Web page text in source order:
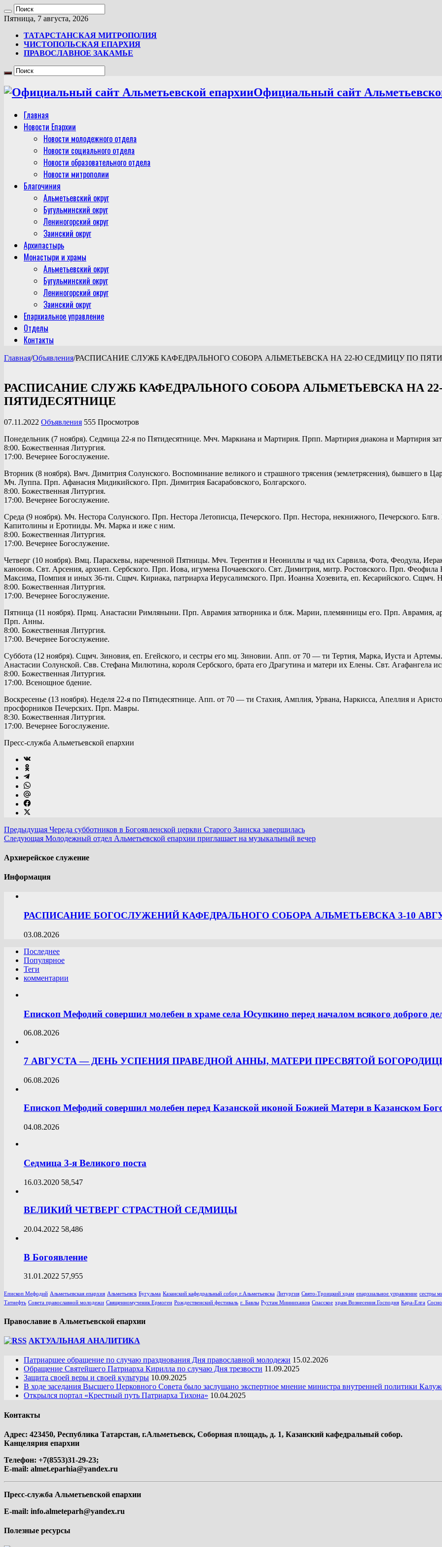
Пятница, 7 августа, 2026
ТАТАРСТАНСКАЯ МИТРОПОЛИЯ
ЧИСТОПОЛЬСКАЯ ЕПАРХИЯ
ПРАВОСЛАВНОЕ ЗАКАМЬЕ
Официальный сайт
Главная
Новости Епархии
Новости молодежного отдела
Новости социального отдела
Новости образовательного отдела
Новости митрополии
Благочиния
Альметьевский округ
Бугульминский округ
Лениногорский округ
Заинский округ
Архипастырь
Монастыри и храмы
Альметьевский округ
Бугульминский округ
Лениногорский округ
Заинский округ
Епархиальное управление
Отделы
Контакты
Главная/Объявления/РАСПИСАНИЕ СЛУЖБ КАФЕДРАЛЬНОГО СОБОРА АЛЬМЕТЬЕВСКА НА 22-Ю СЕДМИЦУ ПО
РАСПИСАНИЕ СЛУЖБ КАФЕДРАЛЬНОГО СОБОРА АЛЬМЕТЬЕВСКА НА
ПЯТИДЕСЯТНИЦЕ
07.11.2022 Объявления 555 Просмотров
Понедельник (7 ноября). Седмица 22-я по Пятидесятнице. Мчч. Маркиана и Мартирия. Прпп. Мартирия диакона и Мартирия
8:00. Божественная Литургия.
17:00. Вечернее Богослужение.
Вторник (8 ноября). Вмч. Димитрия Солунского. Воспоминание великого и страшного трясения (землетрясения), бывшего в
Мч. Луппа. Прп. Афанасия Мидикийского. Прп. Димитрия Басарабовского, Болгарского.
8:00. Божественная Литургия.
17:00. Вечернее Богослужение.
Среда (9 ноября). Мч. Нестора Солунского. Прп. Нестора Летописца, Печерского. Прп. Нестора, некнижного, Печерского.
Капитолины и Еротииды. Мч. Марка и иже с ним.
8:00. Божественная Литургия.
17:00. Вечернее Богослужение.
Четверг (10 ноября). Вмц. Параскевы, нареченной Пятницы. Мчч. Терентия и Неониллы и чад их Сарвила, Фота, Феодула,
канонов. Свт. Арсения, архиеп. Сербского. Прп. Иова, игумена Почаевского. Свт. Димитрия, митр. Ростовского. Прп.
Максима, Помпия и иных 36-ти. Сщмч. Кириака, патриарха Иерусалимского. Прп. Иоанна Хозевита, еп. Кесарийского. Сщмч.
8:00. Божественная Литургия.
17:00. Вечернее Богослужение.
Пятница (11 ноября). Прмц. Анастасии Римляныни. Прп. Аврамия затворника и блж. Марии, племянницы его. Прп. Аврамия,
Прп. Анны.
8:00. Божественная Литургия.
17:00. Вечернее Богослужение.
Суббота (12 ноября). Сщмч. Зиновия, еп. Егейского, и сестры его мц. Зиновии. Апп. от 70 — ти Тертия, Марка, Иуста и
Анастасии Солунской. Свв. Стефана Милютина, короля Сербского, брата его Драгутина и матери их Елены. Свт. Агафангела
8:00. Божественная Литургия.
17:00. Всенощное бдение.
Воскресенье (13 ноября). Неделя 22-я по Пятидесятнице. Апп. от 70 — ти Стахия, Амплия, Урвана, Наркисса, Апеллия и
просфорников Печерских. Прп. Мавры.
8:30. Божественная Литургия.
17:00. Вечернее Богослужение.
Пресс-служба Альметьевской епархии
Предыдущая Череда субботников в Богоявленской церкви Старого Заинска завершилась
Следующая Молодежный отдел Альметьевской епархии приглашает на музыкальный вечер
Архиерейское служение
Информация
РАСПИСАНИЕ БОГОСЛУЖЕНИЙ КАФЕДРАЛЬНОГО СОБОРА АЛЬМЕТЬЕВСКА 3-10
03.08.2026
Последнее
Популярное
Теги
комментарии
Епископ Мефодий совершил молебен в храме села Юсупкино перед началом всякого доброго
06.08.2026
7 АВГУСТА — ДЕНЬ УСПЕНИЯ ПРАВЕДНОЙ АННЫ, МАТЕРИ ПРЕСВЯТОЙ
06.08.2026
Епископ Мефодий совершил молебен перед Казанской иконой Божией Матери в Казанском
04.08.2026
Седмица 3-я Великого поста
16.03.2020 58,547
ВЕЛИКИЙ ЧЕТВЕРГ СТРАСТНОЙ СЕДМИЦЫ
20.04.2022 58,486
В Богоявление
31.01.2022 57,955
Епископ Мефодий Альметьевская епархия Альметьевск Бугульма Казанский кафедральный собор г.Альметьевска Литургия Свято-Троицкий храм епархиальное управление сестры
Татнефть Совета православной молодежи Священномученик Ермоген Рождественский фестиваль г. Бавлы Рустам Минниханов Спасское храм Вознесения Господня Кара-Елга
Православие в Альметьевской епархии
АКТУАЛЬНАЯ АНАЛИТИКА
Патриаршее обращение по случаю празднования Дня православной молодежи 15.02.2026
Обращение Святейшего Патриарха Кирилла по случаю Дня трезвости 11.09.2025
Защита своей веры и своей культуры 10.09.2025
В ходе заседания Высшего Церковного Совета было заслушано экспертное мнение министра внутренней политики
Открылся портал «Крестный путь Патриарха Тихона» 10.04.2025
Контакты
Адрес: 423450, Республика Татарстан, г.Альметьевск, Соборная площадь, д. 1, Казанский кафедральный собор.
Канцелярия епархии
Телефон: +7(8553)31-29-23;
E-mail: almet.eparhia@yandex.ru
Пресс-служба Альметьевской епархии
E-mail: info.almeteparh@yandex.ru
Полезные ресурсы